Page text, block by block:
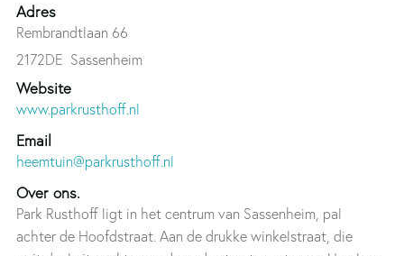
Adres
Rembrandtlaan 66
2172DE Sassenheim
Website
www.parkrusthoff.nl
Email
heemtuin@parkrusthoff.nl
Over ons.
Park Rusthoff ligt in het centrum van Sassenheim, pal
achter de Hoofdstraat. Aan de drukke winkelstraat, die